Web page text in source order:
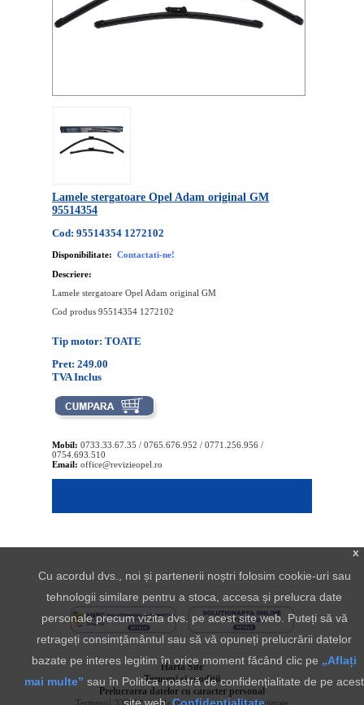
Lamele stergatoare Opel Adam original GM
95514354
Cod: 95514354 1272102
Disponibilitate: Contactati-ne!
Descriere:
Lamele stergatoare Opel Adam original GM
Cod produs 95514354 1272102
Tip motor: TOATE
Pret: 249.00
TVA Inclus
Mobil: 0733.33.67.35 / 0765.676.952 / 0771.256.956 /
0754.693.510
Email: office@revizieopel.ro
Harta Site
Termeni si conditii
Prelucrarea datelor cu caracter personal
Termenul "OPEL" si sigla aferenta sunt marci inregistrate
x
Cu acordul dvs., noi și partenerii noștri folosim cookie-uri sau
tehnologii similare pentru a stoca, accesa și prelucra date
personale precum vizita dvs. pe acest site web. Puteți să vă
retrageți consimțământul sau să vă opuneți prelucrării datelor
bazate pe interes legitim în orice moment făcând clic pe „Aflați
mai multe” sau în Politica noastră de confidențialitate de pe acest